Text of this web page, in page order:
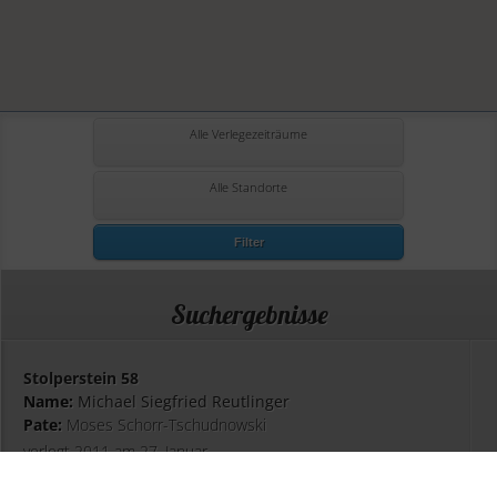
Alle Verlegezeiträume
Alle Standorte
Filter
Suchergebnisse
Stolperstein 58
Name: Michael Siegfried Reutlinger
Pate: Moses Schorr-Tschudnowski
verlegt 2011 am 27. Januar